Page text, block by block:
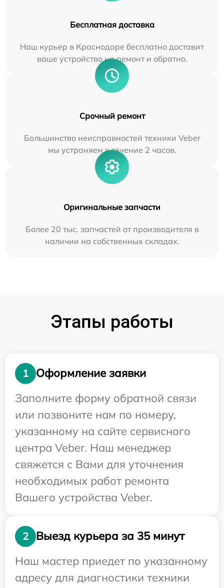
Бесплатная доставка
Наш курьер в Краснодаре бесплатно доставит
ваше устройство на ремонт и обратно.
Срочный ремонт
Большинство неисправностей техники Veber
мы устраняем в течение 2 часов.
Оригинальные запчасти
Более 20 тыс. запчастей от производителя в
наличии на собственных складах.
Этапы работы
1
Оформление заявки
Заполните форму обратной связи
или позвоните нам по номеру,
указанному на сайте сервисного
центра Veber. Наш менеджер
свяжется с Вами для уточнения
необходимых работ ремонта
Вашего устройства Veber.
2
Выезд курьера за 35 минут
Наш мастер приедет по указанному
адресу для диагностики техники